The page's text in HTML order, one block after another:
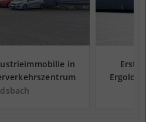
in
- Landkreis